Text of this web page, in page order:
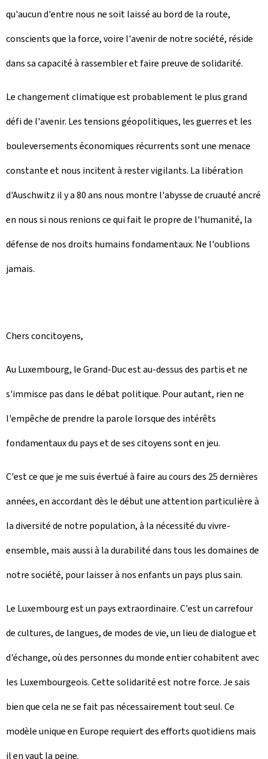
qu'aucun d'entre nous ne soit laissé au bord de la route,
conscients que la force, voire l'avenir de notre société, réside
dans sa capacité à rassembler et faire preuve de solidarité.
Le changement climatique est probablement le plus grand
défi de l'avenir. Les tensions géopolitiques, les guerres et les
bouleversements économiques récurrents sont une menace
constante et nous incitent à rester vigilants. La libération
d'Auschwitz il y a 80 ans nous montre l'abysse de cruauté ancré
en nous si nous renions ce qui fait le propre de l'humanité, la
défense de nos droits humains fondamentaux. Ne l'oublions
jamais.
Chers concitoyens,
Au Luxembourg, le Grand-Duc est au-dessus des partis et ne
s'immisce pas dans le débat politique. Pour autant, rien ne
l'empêche de prendre la parole lorsque des intérêts
fondamentaux du pays et de ses citoyens sont en jeu.
C'est ce que je me suis évertué à faire au cours des 25 dernières
années, en accordant dès le début une attention particulière à
la diversité de notre population, à la nécessité du vivre-
ensemble, mais aussi à la durabilité dans tous les domaines de
notre société, pour laisser à nos enfants un pays plus sain.
Le Luxembourg est un pays extraordinaire. C'est un carrefour
de cultures, de langues, de modes de vie, un lieu de dialogue et
d'échange, où des personnes du monde entier cohabitent avec
les Luxembourgeois. Cette solidarité est notre force. Je sais
bien que cela ne se fait pas nécessairement tout seul. Ce
modèle unique en Europe requiert des efforts quotidiens mais
il en vaut la peine.